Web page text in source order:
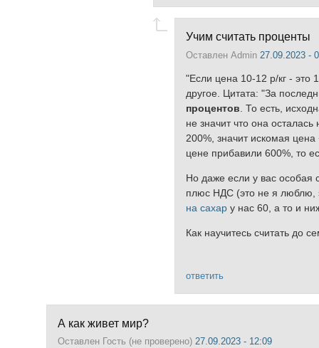
Учим считать проценты
Оставлен Admin 27.09.2023 -
"Если цена 10-12 р/кг - это
другое. Цитата: "За
процентов . То есть,
не значит что она
200%, значит искомая
цене прибавили 600%, то
Но даже если у вас особая
плюс НДС (это не я люблю,
на сахар у нас 60, а то и
Как научитесь считать до
ответить
А как живет мир?
Оставлен Гость (не проверено) 27.09.2023 - 12:09